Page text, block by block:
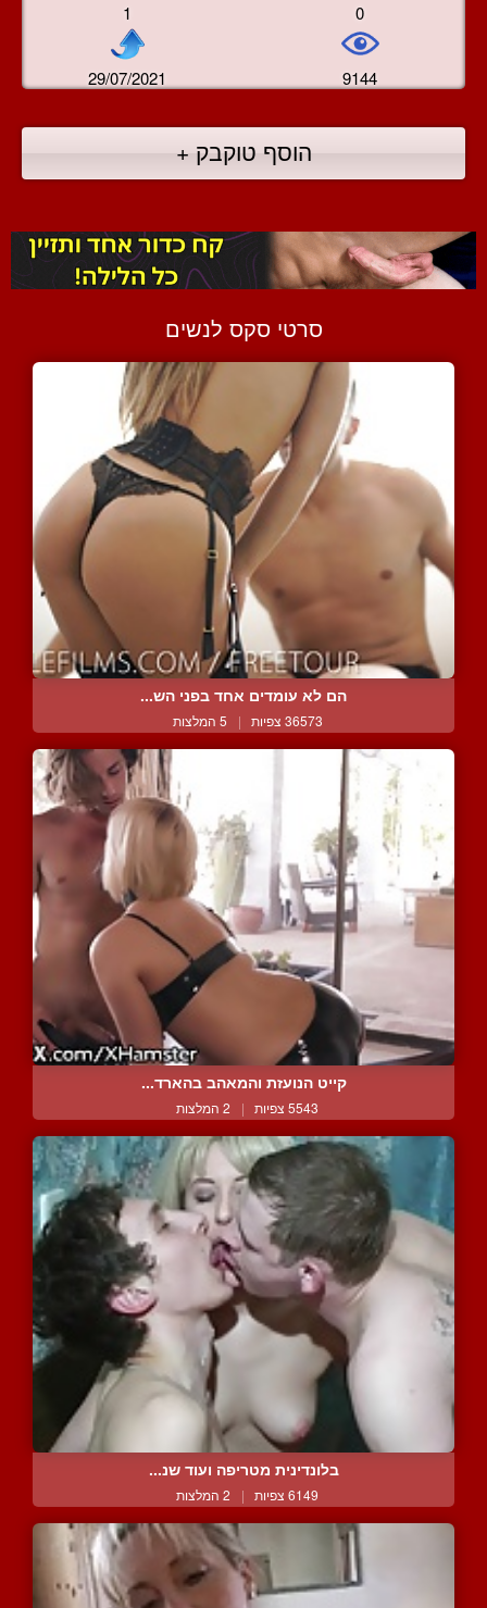
1 0
29/07/2021 9144
הוסף טוקבק +
סרטי סקס לנשים
הם לא עומדים אחד בפני הש...
36573 צפיות | 5 המלצות
קייט הנועזת והמאהב בהארד...
5543 צפיות | 2 המלצות
בלונדינית מטריפה ועוד שנ...
6149 צפיות | 2 המלצות